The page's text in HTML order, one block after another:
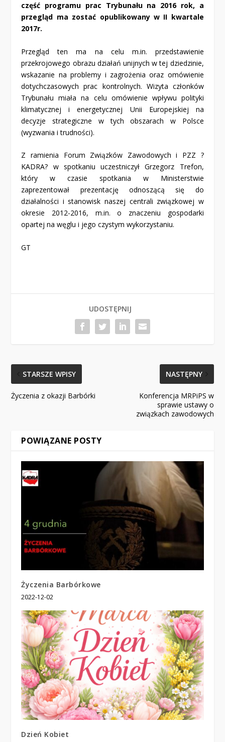
część programu prac Trybunału na 2016 rok, a
przegląd ma zostać opublikowany w II kwartale
2017r.
Przegląd ten ma na celu m.in. przedstawienie
przekrojowego obrazu działań unijnych w tej dziedzinie,
wskazanie na problemy i zagrożenia oraz omówienie
dotychczasowych prac kontrolnych. Wizyta członków
Trybunału miała na celu omówienie wpływu polityki
klimatycznej i energetycznej Unii Europejskiej na
decyzje strategiczne w tych obszarach w Polsce
(wyzwania i trudności).
Z ramienia Forum Związków Zawodowych i PZZ ?
KADRA? w spotkaniu uczestniczył Grzegorz Trefon,
który w czasie spotkania w Ministerstwie
zaprezentował prezentację odnoszącą się do
działalności i stanowisk naszej centrali związkowej w
okresie 2012-2016, m.in. o znaczeniu gospodarki
opartej na węglu i jego czystym wykorzystaniu.
GT
UDOSTĘPNIJ
STARSZE WPISY
Życzenia z okazji Barbórki
NASTĘPNY
Konferencja MRPiPS w
sprawie ustawy o
związkach zawodowych
POWIĄZANE POSTY
Życzenia Barbórkowe
2022-12-02
Dzień Kobiet